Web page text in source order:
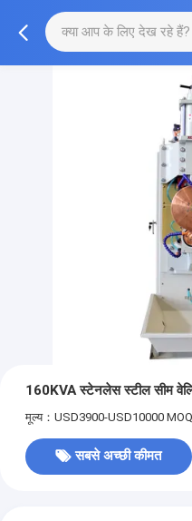
160KVA स्टेनलेस स्टील सीम
मूल्य：USD3900-USD10000
सबसे अच्छी कीमत